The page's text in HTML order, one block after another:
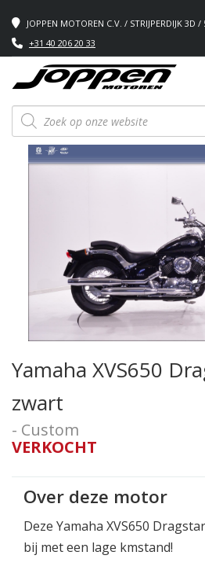
JOPPEN MOTOREN C.V. / STRIJPERDIJK 3D /
+31 40 206 20 33
Producten
zoeken
Yamaha XVS650
zwart
- Custom
VERKOCHT
Over deze motor
Deze Yamaha XVS650
bij met een lage kmstand!